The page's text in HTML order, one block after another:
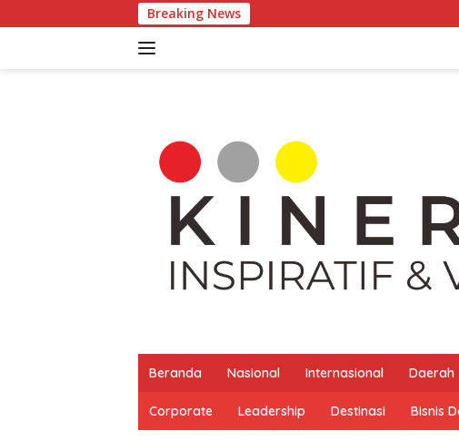
ke
Breaking News
Beranda Nasional Internasional Daerah
Corporate Leadership Destinasi Bisnis